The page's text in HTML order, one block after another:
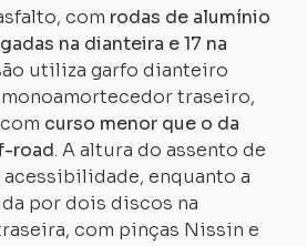
com rodas de alumínio
na dianteira e 17 na
utiliza garfo dianteiro
traseiro,
curso menor que o da
road. A altura do assento de
acessibilidade, enquanto a
por dois discos na
com pinças Nissin e